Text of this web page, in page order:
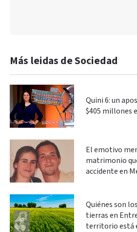
Más leidas de Sociedad
Quini 6: un
$405 millones
El emotivo
matrimonio
accidente en
Quiénes son
tierras en
territorio está